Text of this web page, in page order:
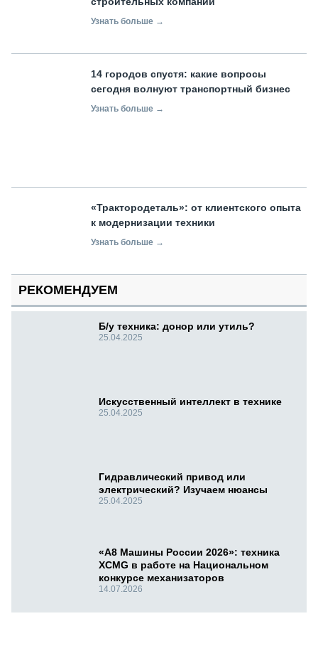
Узнать больше →
14 городов спустя: какие вопросы
сегодня волнуют транспортный бизнес
Узнать больше →
«Трактородеталь»: от клиентского опыта
к модернизации техники
Узнать больше →
РЕКОМЕНДУЕМ
Б/у техника: донор или утиль?
25.04.2025
Искусственный интеллект в технике
25.04.2025
Гидравлический привод или
электрический? Изучаем нюансы
25.04.2025
«А8 Машины России 2026»: техника
XCMG в работе на Национальном
конкурсе механизаторов
14.07.2026